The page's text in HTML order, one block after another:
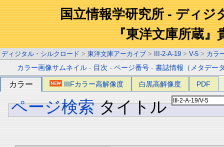
国立情報学研究所 - ディジ
『東洋文庫所蔵』
ディジタル・シルクロード > 東洋文庫アーカイブ > III-2-A-19 > V-5 > カラ
カラー画像サムネイル - 目次 -ページ番号 -書誌情報（メタデー
カラー IIIFカラー高解像度 白黒高解像度 PDF
ページ検索 タイトル